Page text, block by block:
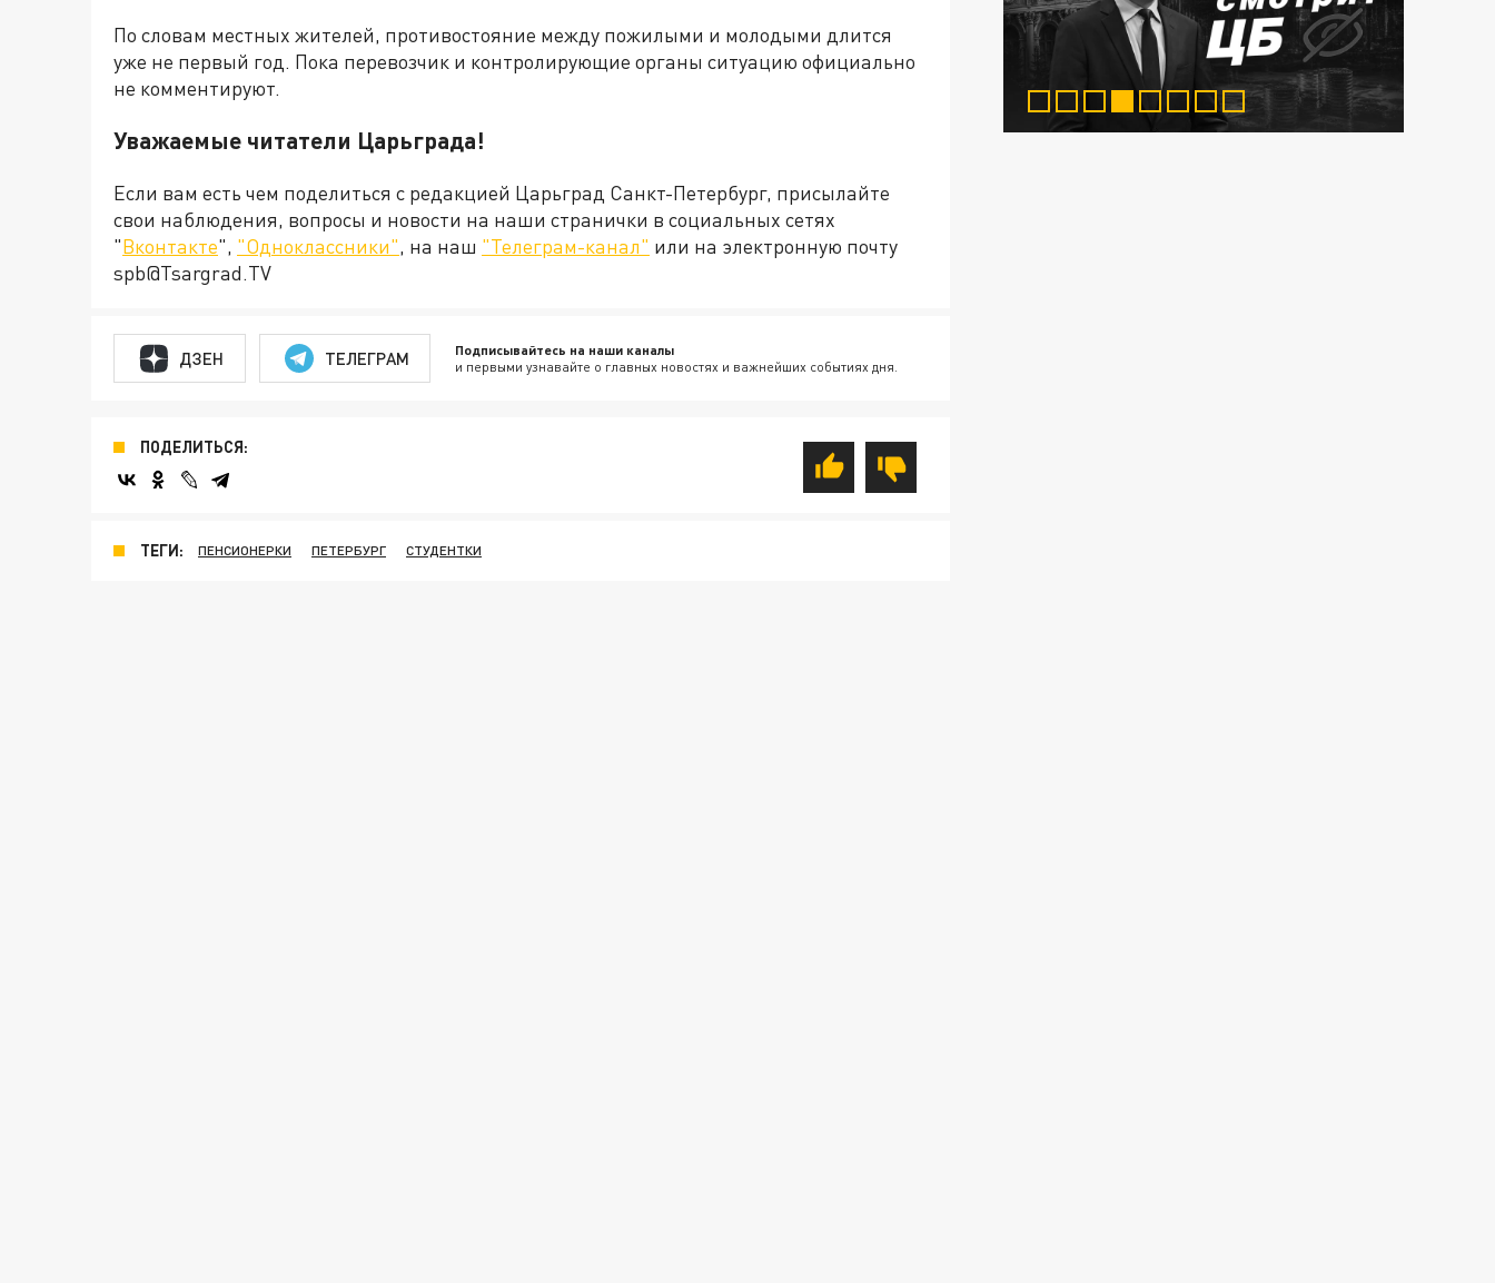
По словам местных жителей, противостояние между пожилыми и молодыми длится
уже не первый год. Пока перевозчик и контролирующие органы ситуацию официально
не комментируют.
Уважаемые читатели Царьграда!
Если вам есть чем поделиться с редакцией Царьград Санкт-Петербург, присылайте
свои наблюдения, вопросы и новости на наши странички в социальных сетях
"Вконтакте", "Одноклассники", на наш "Телеграм-канал" или на электронную почту
spb@Tsargrad.TV
ДЗЕН ТЕЛЕГРАМ Подписывайтесь на наши каналы
и первыми узнавайте о главных новостях и важнейших событиях дня.
ПОДЕЛИТЬСЯ:
ТЕГИ: ПЕНСИОНЕРКИ ПЕТЕРБУРГ СТУДЕНТКИ